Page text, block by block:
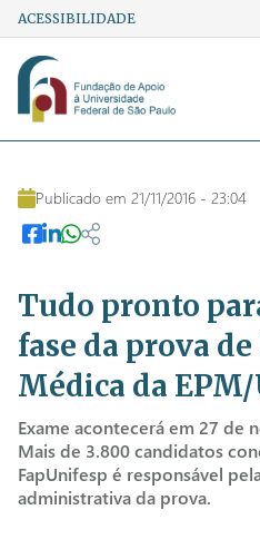
ACESSIBILIDADE
Contraste A+
Powered
Publicado em 21/11/2016 - 23:04
Tudo pronto
fase da prova
Médica da
Exame acontecerá em 27 de
Mais de 3.800 candidatos
FapUnifesp é responsável
administrativa da prova.